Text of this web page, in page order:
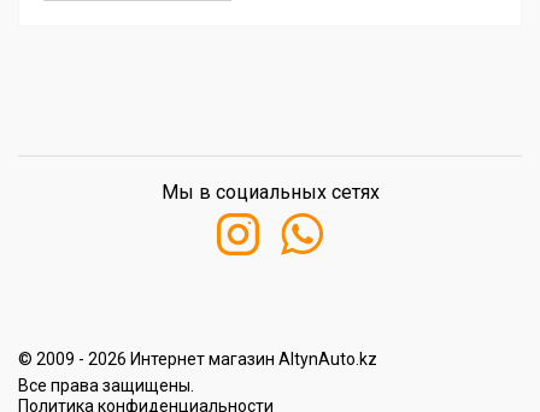
© 2009 - 2026 Интернет магазин AltynAuto.kz
Все права защищены.
Политика конфиденциальности
Мы в социальных сетях